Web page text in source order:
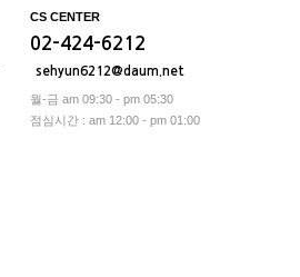
CS CENTER
02-424-6212
sehyun6212@daum.net
월-금 am 09:30 - pm 05:30
점심시간 : am 12:00 - pm 01:00